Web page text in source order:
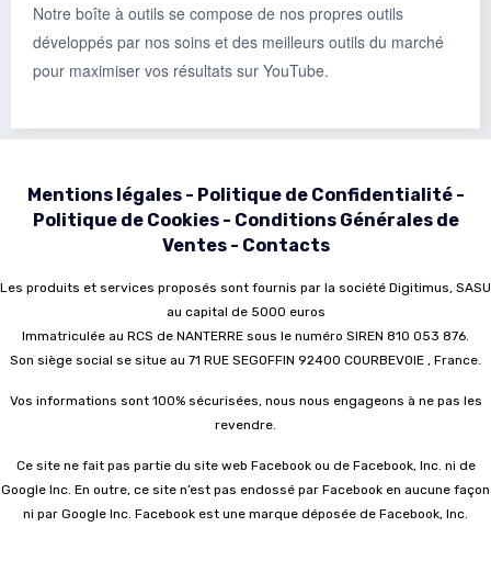
Notre boîte à outils se compose de nos propres outils
développés par nos soins et des meilleurs outils du marché
pour maximiser vos résultats sur YouTube.
Mentions légales- Politique de Confidentialité-
Politique de Cookies- Conditions Générales de
Ventes- Contacts
Les produits et services proposés sont fournis par la société Digitimus, SASU
au capital de 5000 euros
Immatriculée au RCS de NANTERRE sous le numéro SIREN 810 053 876.
Son siège social se situe au 71 RUE SEGOFFIN 92400 COURBEVOIE , France.
Vos informations sont 100% sécurisées, nous nous engageons à ne pas les
revendre.
Ce site ne fait pas partie du site web Facebook ou de Facebook, Inc. ni de
Google Inc. En outre, ce site n’est pas endossé par Facebook en aucune façon
ni par Google Inc. Facebook est une marque déposée de Facebook, Inc.